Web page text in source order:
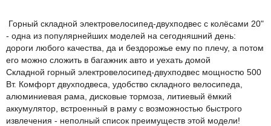
Горный складной электровелосипед-двухподвес с колёсами 20"
- одна из популярнейших моделей на сегодняшний день:
дороги любого качества, да и бездорожье ему по плечу, а потом
его можно сложить в багажник авто и уехать домой
Складной горный электровелосипед-двухподвес мощностю 500
Вт. Комфорт двухподвеса, удобство складного велосипеда,
алюминиевая рама, дисковые тормоза, литиевый ёмкий
аккумулятор, встроенный в раму с возможностью быстрого
извлечения - неполный список преимуществ этой модели!